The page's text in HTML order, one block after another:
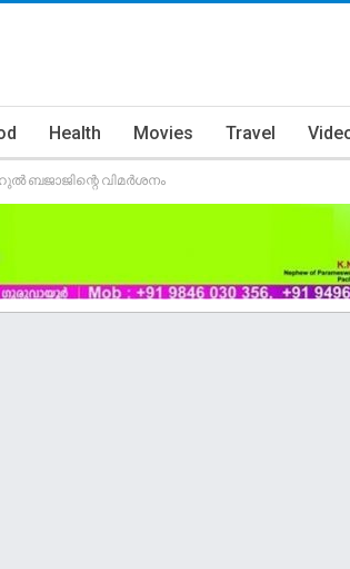
Health Movies Travel
ബജാജിന്റെ വിമര്‍ശനം